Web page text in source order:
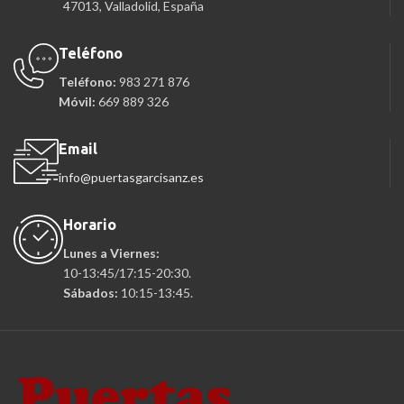
47013, Valladolid, España
Teléfono
Teléfono: 983 271 876
Móvil: 669 889 326
Email
info@puertasgarcisanz.es
Horario
Lunes a Viernes:
10-13:45/17:15-20:30.
Sábados: 10:15-13:45.